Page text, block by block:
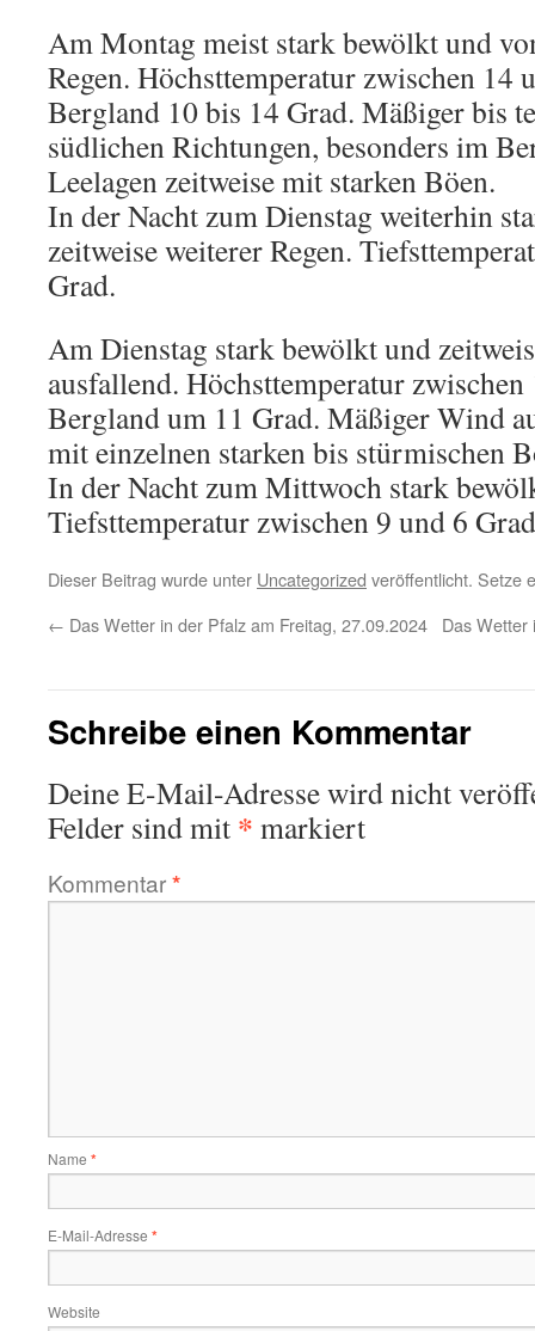
Am Montag meist stark bewölkt und
Regen. Höchsttemperatur zwischen 14
Bergland 10 bis 14 Grad. Mäßiger bis
südlichen Richtungen, besonders im
Leelagen zeitweise mit starken Böen.
In der Nacht zum Dienstag weiterhin
zeitweise weiterer Regen.
Grad.
Am Dienstag stark bewölkt und
ausfallend. Höchsttemperatur
Bergland um 11 Grad. Mäßiger Wind
mit einzelnen starken bis stürmischen
In der Nacht zum Mittwoch stark
Tiefsttemperatur zwischen 9 und 6
Dieser Beitrag wurde unter Uncategorized veröffentlicht. Setze
← Das Wetter in der Pfalz am Freitag, 27.09.2024 Das Wetter
Schreibe einen Kommentar
Deine E-Mail-Adresse wird nicht
Felder sind mit * markiert
Kommentar*
Name *
E-Mail-Adresse *
Website